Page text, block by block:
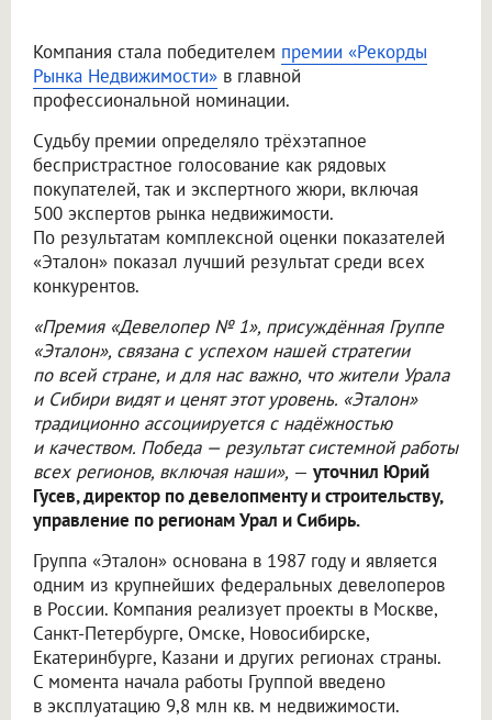
Компания стала победителем премии «Рекорды
Рынка Недвижимости» в главной
профессиональной номинации.
Судьбу премии определяло трёхэтапное
беспристрастное голосование как рядовых
покупателей, так и экспертного жюри, включая
500 экспертов рынка недвижимости.
По результатам комплексной оценки показателей
«Эталон» показал лучший результат среди всех
конкурентов.
«Премия «Девелопер № 1», присуждённая Группе
«Эталон», связана с успехом нашей стратегии
по всей стране, и для нас важно, что жители Урала
и Сибири видят и ценят этот уровень. «Эталон»
традиционно ассоциируется с надёжностью
и качеством. Победа — результат системной работы
всех регионов, включая наши», — уточнил Юрий
Гусев, директор по девелопменту и строительству,
управление по регионам Урал и Сибирь.
Группа «Эталон» основана в 1987 году и является
одним из крупнейших федеральных девелоперов
в России. Компания реализует проекты в Москве,
Санкт-Петербурге, Омске, Новосибирске,
Екатеринбурге, Казани и других регионах страны.
С момента начала работы Группой введено
в эксплуатацию 9,8 млн кв. м недвижимости.